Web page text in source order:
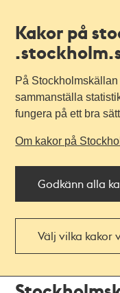
Kakor på
På
sammanställa
fungera på ett bra
Om kakor på
Godkänn alla
Välj vilka kakor